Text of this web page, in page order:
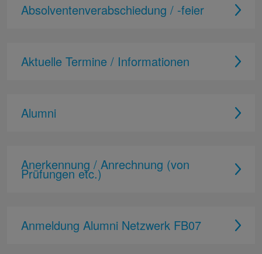
Absolventenverabschiedung / -feier
Aktuelle Termine / Informationen
Alumni
Anerkennung / Anrechnung (von
Prüfungen etc.)
Anmeldung Alumni Netzwerk FB07